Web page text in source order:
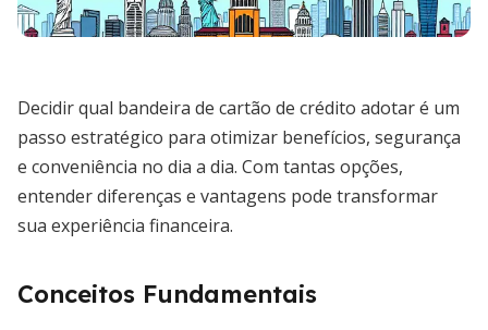
Decidir qual bandeira de cartão de crédito adotar é um
passo estratégico para otimizar benefícios, segurança
e conveniência no dia a dia. Com tantas opções,
entender diferenças e vantagens pode transformar
sua experiência financeira.
Conceitos Fundamentais